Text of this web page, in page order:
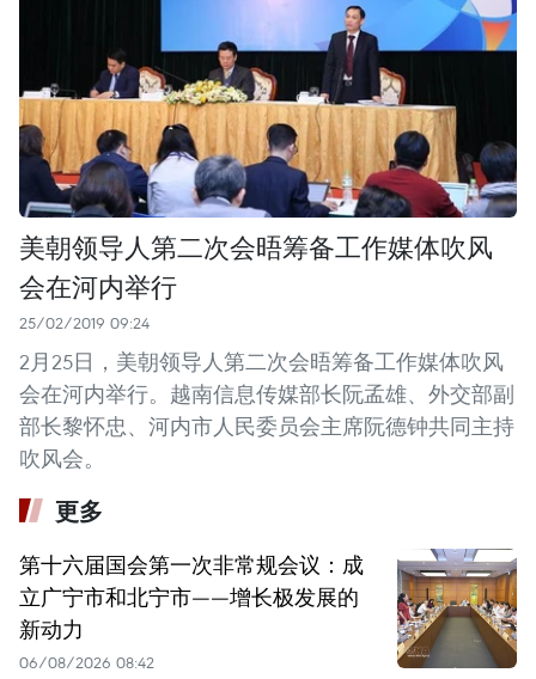
美朝领导人第二次会晤筹备工作媒体吹风
会在河内举行
25/02/2019 09:24
2月25日，美朝领导人第二次会晤筹备工作媒体吹风
会在河内举行。越南信息传媒部长阮孟雄、外交部副
部长黎怀忠、河内市人民委员会主席阮德钟共同主持
吹风会。
更多
第十六届国会第一次非常规会议：成
立广宁市和北宁市——增长极发展的
新动力
06/08/2026 08:42